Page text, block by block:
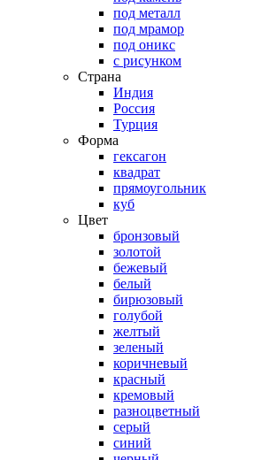
под металл
под мрамор
под оникс
с рисунком
Страна
Индия
Россия
Турция
Форма
гексагон
квадрат
прямоугольник
куб
Цвет
бронзовый
золотой
бежевый
белый
бирюзовый
голубой
желтый
зеленый
коричневый
красный
кремовый
разноцветный
серый
синий